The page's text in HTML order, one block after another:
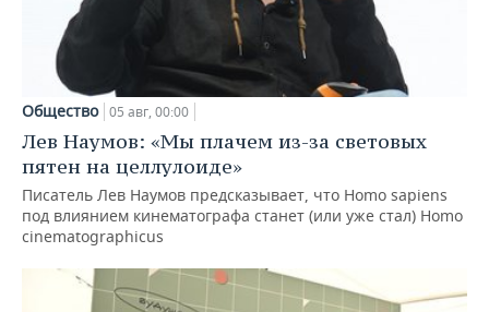
Общество 05 авг, 00:00
Лев Наумов: «Мы плачем из-за световых
пятен на целлулоиде»
Писатель Лев Наумов предсказывает, что Homo sapiens
под влиянием кинематографа станет (или уже стал) Homo
cinematographicus